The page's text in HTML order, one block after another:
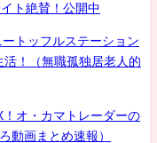
ト絶賛！公開中
トッフルステーション
！（無職孤独居老人的
オ・カマトレーダーの
動画まとめ速報）